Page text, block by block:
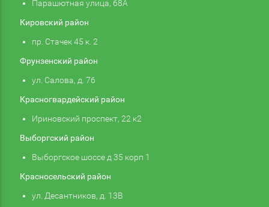
Парашютная улица, 68А
Кировский район
пр. Стачек 45 к. 2
Фрунзенский район
ул. Салова, д. 76
Красногвардейский район
Ириновский проспект, 22 к2
Выборгский район
Выборгское шоссе д 35 корп 1
Красносельский район
ул. Десантников, д. 13В